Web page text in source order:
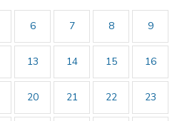
6 7 8 9
13 14 15 16
20 21 22 23